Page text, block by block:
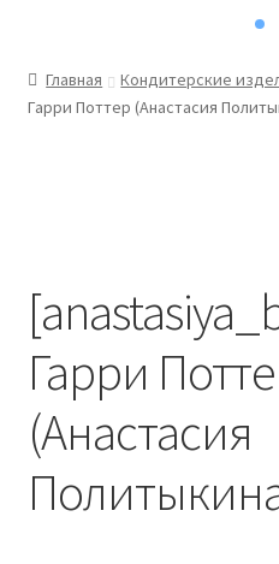
Главная Кондитерские
Гарри Поттер (Анастасия
Гарри
(Анастасия